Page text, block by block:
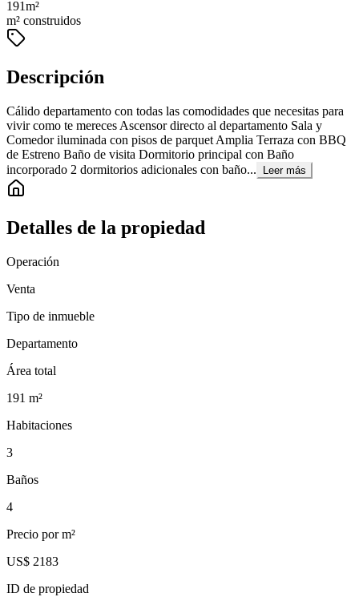
191m²
m² construidos
Descripción
Cálido departamento con todas las comodidades que necesitas para
vivir como te mereces Ascensor directo al departamento Sala y
Comedor iluminada con pisos de parquet Amplia Terraza con BBQ
de Estreno Baño de visita Dormitorio principal con Baño
incorporado 2 dormitorios adicionales con baño...
Leer más
Detalles de la propiedad
Operación
Venta
Tipo de inmueble
Departamento
Área total
191 m²
Habitaciones
3
Baños
4
Precio por m²
US$ 2183
ID de propiedad